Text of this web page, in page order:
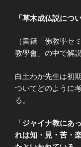
「草木成仏説に
（書籍「佛教學
教學會」の中で解
白土わか先生は初
ついてどのように
る。
「ジャイナ教にあ
れは知・見・苦・